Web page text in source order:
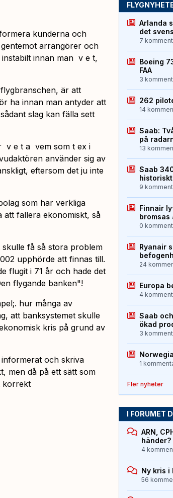
kunderna och
arrangörer och
innan man v e t,
är att
ha innan man antyder att
slag kan fälla sett
v e t a vem som t ex i
använder sig av
eftersom det ju inte
som har verkliga
att fallera ekonomiskt, så
få så stora problem
upphörde att finnas till.
flugit i 71 år och hade det
flygande banken"!
hur många av
att banksystemet skulle
kris på grund av
och skriva
men då på ett sätt som
korrekt
Arlanda
det
7
Boeing
FAA
3
262
14
Saab:
på
13
Saab
9
Finnair
bromsas
0
Ryanair
24
Europa
4
Saab
ökad
3
1
Fler nyheter
I FORUMET
ARN,
händer?
4
Ny kris i
56